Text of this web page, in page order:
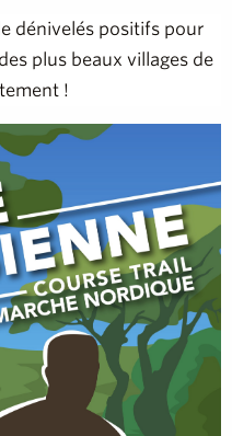
dénivelés positifs pour
plus beaux villages de
!